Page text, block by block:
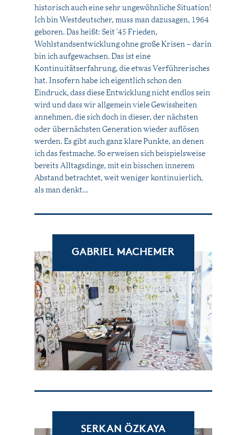
historisch auch eine sehr ungewöhnliche Situation!
Ich bin Westdeutscher, muss man dazusagen, 1964
geboren. Das heißt: Seit ’45 Frieden,
Wohlstandsentwicklung ohne große Krisen – darin
bin ich aufgewachsen. Das ist eine
Kontinuitätserfahrung, die etwas Verführerisches
hat. Insofern habe ich eigentlich schon den
Eindruck, dass diese Entwicklung nicht endlos sein
wird und dass wir allgemein viele Gewissheiten
annehmen, die sich doch in dieser, der nächsten
oder übernächsten Generation wieder auflösen
werden. Es gibt auch ganz klare Punkte, an denen
ich das festmache. So erweisen sich beispielsweise
bereits Alltagsdinge, mit ein bisschen innerem
Abstand betrachtet, weit weniger kontinuierlich,
als man denkt...
GABRIEL MACHEMER
SERKAN ÖZKAYA